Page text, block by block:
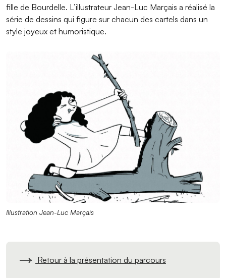
fille de Bourdelle. L’illustrateur Jean-Luc Marçais a réalisé la
série de dessins qui figure sur chacun des cartels dans un
style joyeux et humoristique.
Illustration Jean-Luc Marçais
Retour à la présentation du parcours